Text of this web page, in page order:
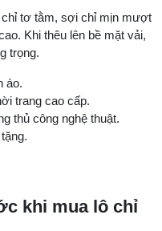
tơ tằm, sợi chỉ mịn mượt
Khi thêu lên bề mặt vải,
trọng.
áo.
trang cao cấp.
thủ công nghệ thuật.
khi mua lô chỉ